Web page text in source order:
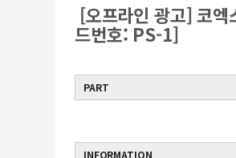
[오프라인 광고] 코
드번호: PS-1]
PART
INFORMATION